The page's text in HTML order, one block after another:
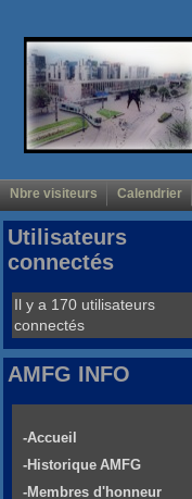
Nbre visiteurs Calendrier
Utilisateurs
connectés
Il y a 170 utilisateurs
connectés
AMFG INFO
-Accueil
-Historique AMFG
-Membres d'honneur